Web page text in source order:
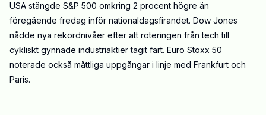
USA stängde S&P 500 omkring 2 procent högre än
föregående fredag inför nationaldagsfirandet. Dow Jones
nådde nya rekordnivåer efter att roteringen från tech till
cykliskt gynnade industriaktier tagit fart. Euro Stoxx 50
noterade också måttliga uppgångar i linje med Frankfurt och
Paris.